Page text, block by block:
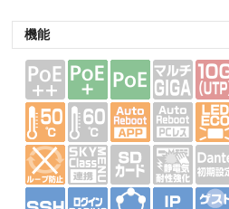
機能